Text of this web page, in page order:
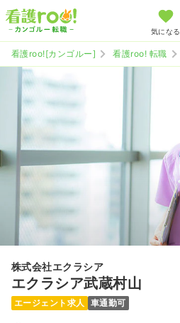
気になる
看護roo![カンゴルー] 看護roo! 転職
株式会社エクラシア
エクラシア武蔵村山
エージェント求人 車通勤可